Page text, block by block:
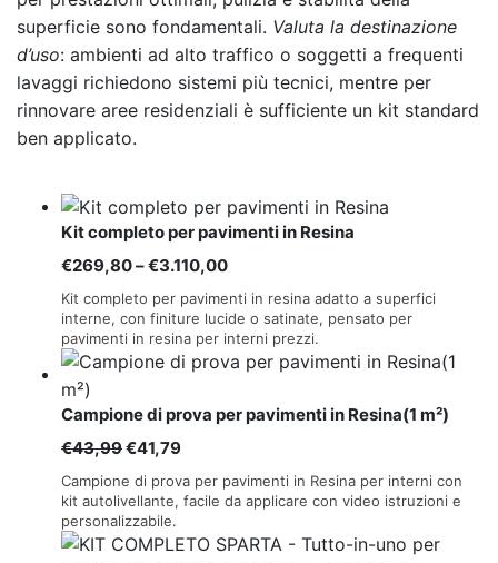
superficie sono fondamentali. Valuta la destinazione
d’uso: ambienti ad alto traffico o soggetti a frequenti
lavaggi richiedono sistemi più tecnici, mentre per
rinnovare aree residenziali è sufficiente un kit standard
ben applicato.
Kit completo per pavimenti in Resina
€269,80–€3.110,00Fascia
di
prezzo:
da
€269,80
€3.110,00
Kit completo per pavimenti in resina adatto a superfici
interne, con finiture lucide o satinate, pensato per
pavimenti in resina per interni prezzi.
Campione di prova per pavimenti in Resina(1 m²)
€43,99Il
prezzo
originale
era:
€43,99.
€41,79Il
prezzo
attuale
€41,79.
Campione di prova per pavimenti in Resina per interni con
kit autolivellante, facile da applicare con video istruzioni e
personalizzabile.